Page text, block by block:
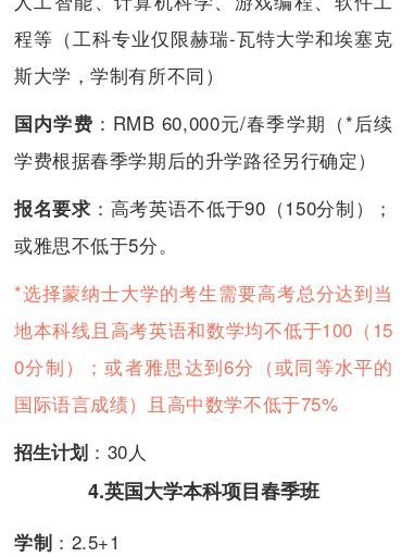
程等（工科专业仅限赫瑞-瓦特大学和埃塞克
斯大学，学制有所不同）
国内学费 ：RMB 60,000元/春季学期（*后续
学费根据春季学期后的升学路径另行确定）
报名要求 ： 高考英语不低于90（150分制）；
或雅思不低于5分。
*选择蒙纳士大学的考生需要高考总分达到当
地本科线且高考英语和数学均不低于100（15
0分制）； 或者雅思达到6分（或同等水平的
国际语言成绩）且高中数学不低于75%
招生计划 ： 30人
4.英国大学本科项目春季班
学制 ：2.5+1